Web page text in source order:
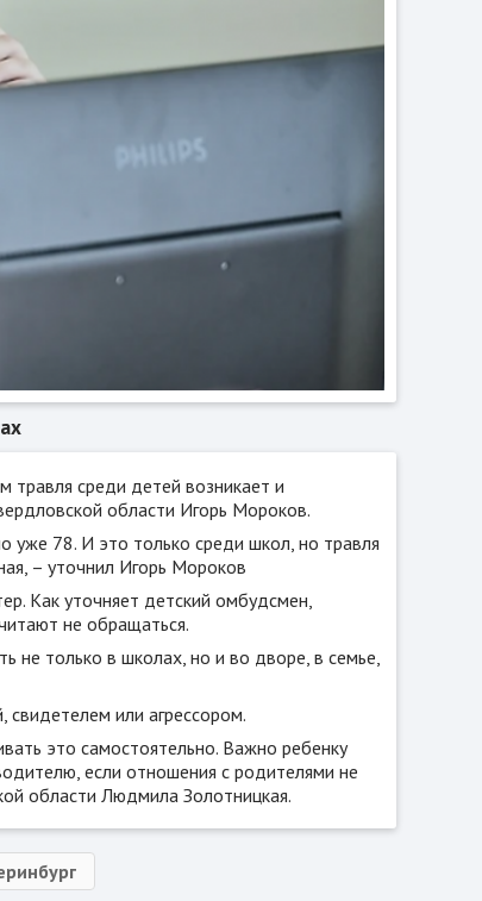
травля среди детей возникает и
области Игорь Мороков.
78. И это только среди школ, но травля
– уточнил Игорь Мороков
Как уточняет детский омбудсмен,
не обращаться.
не только в школах, но и во дворе, в семье,
или агрессором.
это самостоятельно. Важно ребенку
если отношения с родителями не
области Людмила Золотницкая.